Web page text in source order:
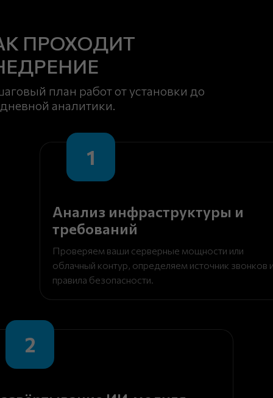
ПРОХОДИТ
план работ от установки до
аналитики.
1
Анализ инфраструктуры и
требований
Проверяем ваши серверные мощности или
облачный контур, определяем источник звонков
правила безопасности.
2